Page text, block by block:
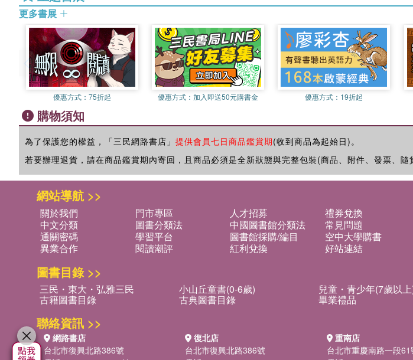
更多書展
優惠方式： 75折起 優惠方式： 加入即送50元購書金 優惠方式： 19折起
購物須知
為了保護您的權益，「三民網路書店」 提供會員七日商品鑑賞期(收到商品為起始日)。
若要辦理退貨，請在商品鑑賞期內寄回，且商品必須是全新狀態與完整包裝(商品、附件、發票、隨
網站導航 >>
關於我們 門市專區 人才招募 禮券兌換
中文分類
圖書分類法 中國圖書館分類法 常見問題
通關密碼
學習平台 圖書館採購/編目 空中大學購書
異業合作
閱讀潮評 紅利兌換 好站連結
圖書目錄 >>
三民・東大・弘雅三民 小山丘童書(0-6歲) 兒童・青少年(7歲以
古籍圖書目錄 古典圖書目錄 畢業禮品
聯絡資訊 >>
網路書店
台北市復興北路386號
復北店
台北市復興北路386號
重南店
台北市重慶南路一段61